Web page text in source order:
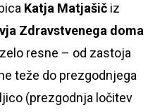
Katja Matjašič iz
Zdravstvenega doma
resne – od zastoja
teže do prezgodnjega
(prezgodnja ločitev